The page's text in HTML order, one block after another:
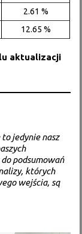
2.61 %
12.65 %
aktualizacji
jedynie nasz
podsumowań
których
wejścia, są